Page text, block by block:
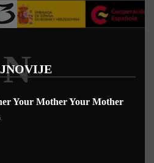
N
Your Mother Your Mother